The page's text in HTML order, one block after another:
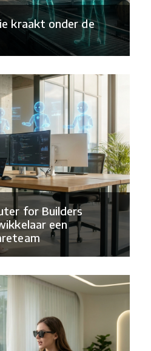
kraakt onder de
for Builders
een